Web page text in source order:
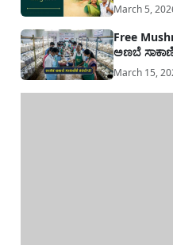
March 5,
Free
ಅಣಬೆ
March 15,